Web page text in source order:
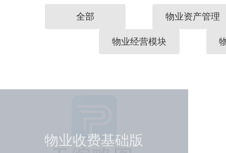
全部 物业资产管理
物业经营模块
物业收费基础版